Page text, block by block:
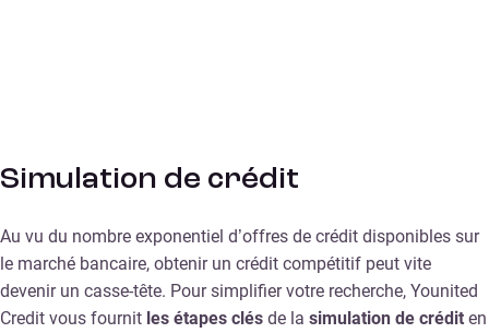
Simulation de crédit
Au vu du nombre exponentiel d’offres de crédit disponibles sur
le marché bancaire, obtenir un crédit compétitif peut vite
devenir un casse-tête. Pour simplifier votre recherche, Younited
Credit vous fournit les étapes clés de la simulation de crédit en